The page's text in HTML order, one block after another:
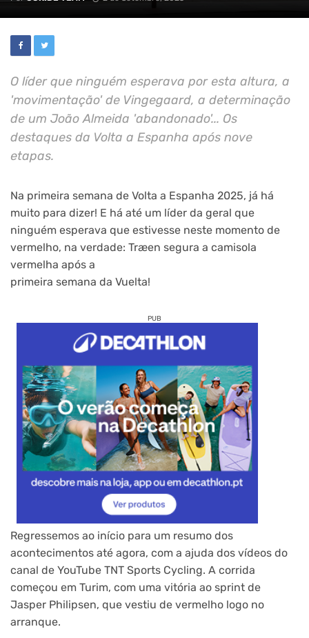
O líder que ninguém esperava por esta altura, a
'movimentação' de Vingegaard, a determinação
de um João Almeida 'abandonado'... Os
destaques da Volta a Espanha após nove
etapas.
Na primeira semana de Volta a Espanha 2025, já há
muito para dizer! E há até um líder da geral que
ninguém esperava que estivesse neste momento de
vermelho, na verdade: Træen segura a camisola
vermelha após a
primeira semana da Vuelta!
PUB
Regressemos ao início para um resumo dos
acontecimentos até agora, com a ajuda dos vídeos do
canal de YouTube TNT Sports Cycling. A corrida
começou em Turim, com uma vitória ao sprint de
Jasper Philipsen, que vestiu de vermelho logo no
arranque.